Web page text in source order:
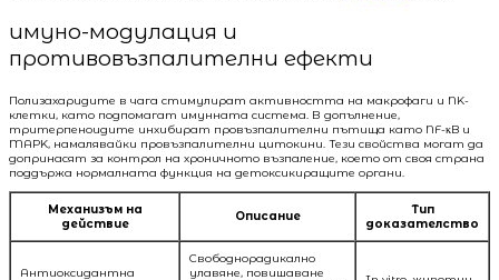
имуно-модулация и
противовъзпалителни ефекти
Полизахаридите в чага стимулират активността на макрофаги и NK-
клетки, като подпомагат имунната система. В допълнение,
тритерпеноидите инхибират провъзпалителни пътища като NF-κB и
MAPK, намалявайки провъзпалителни цитокини. Тези свойства могат да
допринасят за контрол на хроничното възпаление, което от своя страна
поддържа нормалната функция на детоксикиращите органи.
Механизъм на
действие
Описание
Тип
доказателство
Антиоксидантна
Свободнорадикално
улавяне, повишаване